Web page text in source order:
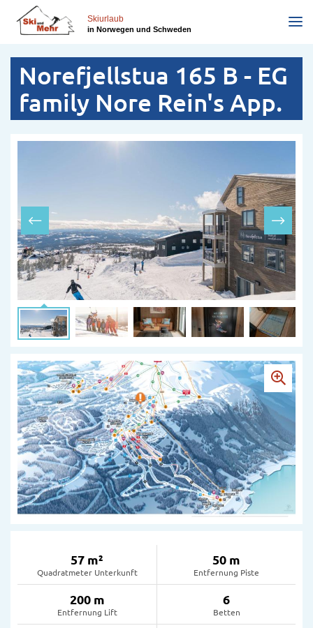
zum
Inhalt
Skiurlaub
in Norwegen und Schweden
Norefjellstua 165 B - EG
family Nore Rein's App.
57 m²
Quadratmeter Unterkunft
50 m
Entfernung Piste
200 m
Entfernung Lift
6
Betten